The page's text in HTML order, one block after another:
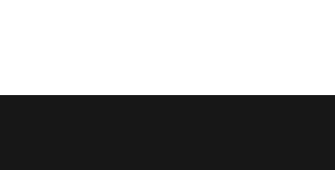
Senza Sosta: Cartelli ransomware, zero-day e AI